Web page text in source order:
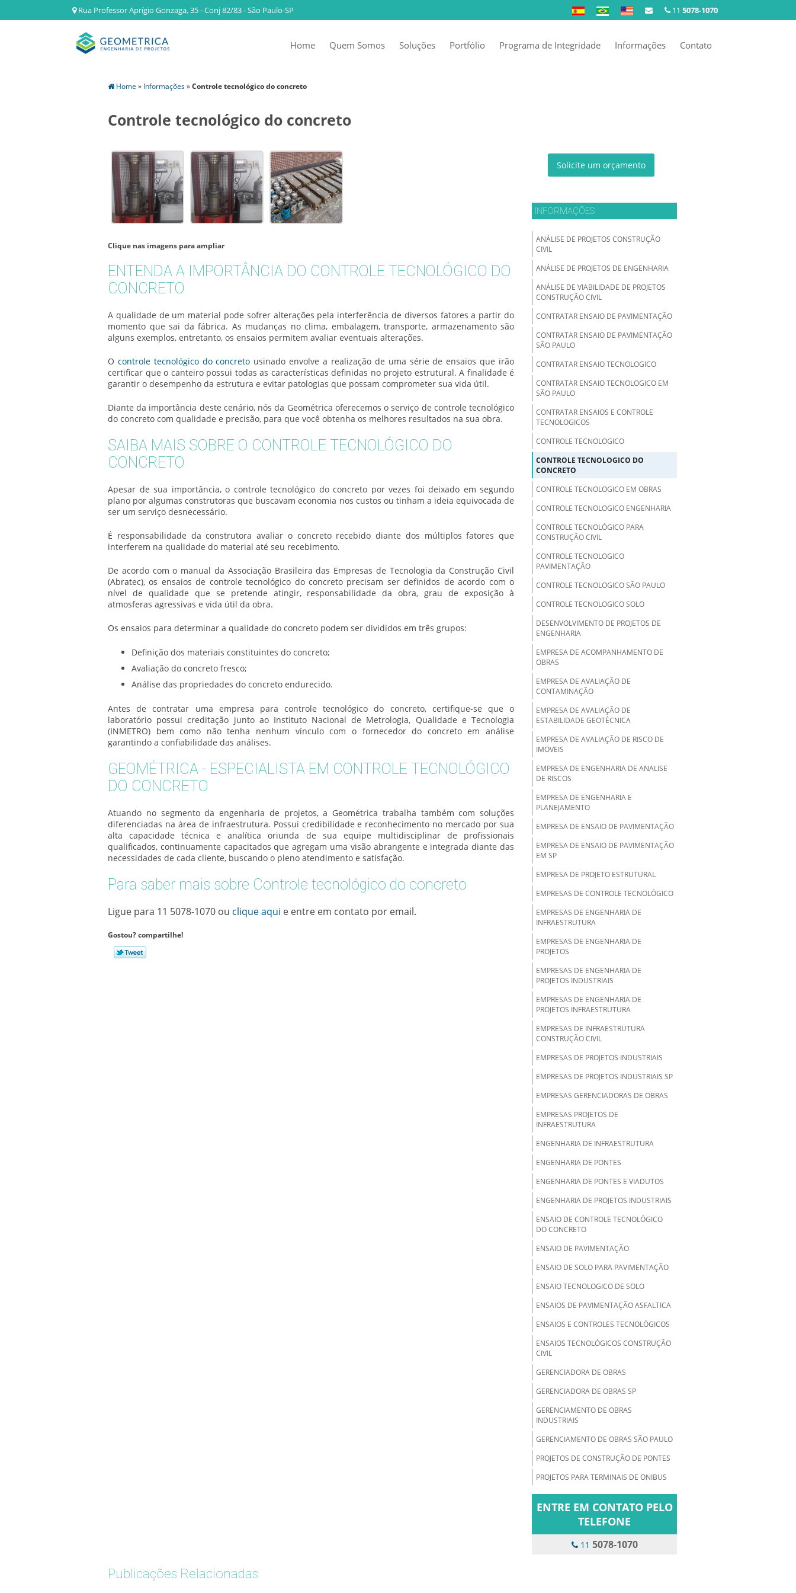
Rua Professor Aprígio Gonzaga, 35 - Conj 82/83 - São Paulo-SP 11 5078-1070
Home Quem Somos Soluções Portfólio Programa de Integridade Informações Contato
Home » Informações»Controle tecnológico do concreto
Controle tecnológico do concreto
Clique nas imagens para ampliar
ENTENDA A IMPORTÂNCIA DO CONTROLE TECNOLÓGICO DO
CONCRETO
A qualidade de um material pode sofrer alterações pela interferência de diversos fatores a partir do
momento que sai da fábrica. As mudanças no clima, embalagem, transporte, armazenamento são
alguns exemplos, entretanto, os ensaios permitem avaliar eventuais alterações.
O controle tecnológico do concreto usinado envolve a realização de uma série de ensaios que irão
certificar que o canteiro possui todas as características definidas no projeto estrutural. A finalidade é
garantir o desempenho da estrutura e evitar patologias que possam comprometer sua vida útil.
Diante da importância deste cenário, nós da Geométrica oferecemos o serviço de controle tecnológico
do concreto com qualidade e precisão, para que você obtenha os melhores resultados na sua obra.
SAIBA MAIS SOBRE O CONTROLE TECNOLÓGICO DO
CONCRETO
Apesar de sua importância, o controle tecnológico do concreto por vezes foi deixado em segundo
plano por algumas construtoras que buscavam economia nos custos ou tinham a ideia equivocada de
ser um serviço desnecessário.
É responsabilidade da construtora avaliar o concreto recebido diante dos múltiplos fatores que
interferem na qualidade do material até seu recebimento.
De acordo com o manual da Associação Brasileira das Empresas de Tecnologia da Construção Civil
(Abratec), os ensaios de controle tecnológico do concreto precisam ser definidos de acordo com o
nível de qualidade que se pretende atingir, responsabilidade da obra, grau de exposição à
atmosferas agressivas e vida útil da obra.
Os ensaios para determinar a qualidade do concreto podem ser divididos em três grupos:
Definição dos materiais constituintes do concreto;
Avaliação do concreto fresco;
Análise das propriedades do concreto endurecido.
Antes de contratar uma empresa para controle tecnológico do concreto, certifique-se que o
laboratório possui creditação junto ao Instituto Nacional de Metrologia, Qualidade e Tecnologia
(INMETRO) bem como não tenha nenhum vínculo com o fornecedor do concreto em análise
garantindo a confiabilidade das análises.
GEOMÉTRICA - ESPECIALISTA EM CONTROLE TECNOLÓGICO
DO CONCRETO
Atuando no segmento da engenharia de projetos, a Geométrica trabalha também com soluções
diferenciadas na área de infraestrutura. Possui credibilidade e reconhecimento no mercado por sua
alta capacidade técnica e analítica oriunda de sua equipe multidisciplinar de profissionais
qualificados, continuamente capacitados que agregam uma visão abrangente e integrada diante das
necessidades de cada cliente, buscando o pleno atendimento e satisfação.
Para saber mais sobre Controle tecnológico do concreto
Ligue para 11 5078-1070 ou clique aqui e entre em contato por email.
Gostou? compartilhe!
Solicite um orçamento
INFORMAÇÕES
ANÁLISE DE PROJETOS CONSTRUÇÃO
CIVIL
ANÁLISE DE PROJETOS DE ENGENHARIA
ANÁLISE DE VIABILIDADE DE PROJETOS
CONSTRUÇÃO CIVIL
CONTRATAR ENSAIO DE PAVIMENTAÇÃO
CONTRATAR ENSAIO DE PAVIMENTAÇÃO
SÃO PAULO
CONTRATAR ENSAIO TECNOLOGICO
CONTRATAR ENSAIO TECNOLOGICO EM
SÃO PAULO
CONTRATAR ENSAIOS E CONTROLE
TECNOLOGICOS
CONTROLE TECNOLOGICO
CONTROLE TECNOLOGICO DO
CONCRETO
CONTROLE TECNOLOGICO EM OBRAS
CONTROLE TECNOLOGICO ENGENHARIA
CONTROLE TECNOLÓGICO PARA
CONSTRUÇÃO CIVIL
CONTROLE TECNOLOGICO
PAVIMENTAÇÃO
CONTROLE TECNOLOGICO SÃO PAULO
CONTROLE TECNOLOGICO SOLO
DESENVOLVIMENTO DE PROJETOS DE
ENGENHARIA
EMPRESA DE ACOMPANHAMENTO DE
OBRAS
EMPRESA DE AVALIAÇÃO DE
CONTAMINAÇÃO
EMPRESA DE AVALIAÇÃO DE
ESTABILIDADE GEOTÉCNICA
EMPRESA DE AVALIAÇÃO DE RISCO DE
IMOVEIS
EMPRESA DE ENGENHARIA DE ANALISE
DE RISCOS
EMPRESA DE ENGENHARIA E
PLANEJAMENTO
EMPRESA DE ENSAIO DE PAVIMENTAÇÃO
EMPRESA DE ENSAIO DE PAVIMENTAÇÃO
EM SP
EMPRESA DE PROJETO ESTRUTURAL
EMPRESAS DE CONTROLE TECNOLÓGICO
EMPRESAS DE ENGENHARIA DE
INFRAESTRUTURA
EMPRESAS DE ENGENHARIA DE
PROJETOS
EMPRESAS DE ENGENHARIA DE
PROJETOS INDUSTRIAIS
EMPRESAS DE ENGENHARIA DE
PROJETOS INFRAESTRUTURA
EMPRESAS DE INFRAESTRUTURA
CONSTRUÇÃO CIVIL
EMPRESAS DE PROJETOS INDUSTRIAIS
EMPRESAS DE PROJETOS INDUSTRIAIS SP
EMPRESAS GERENCIADORAS DE OBRAS
EMPRESAS PROJETOS DE
INFRAESTRUTURA
ENGENHARIA DE INFRAESTRUTURA
ENGENHARIA DE PONTES
ENGENHARIA DE PONTES E VIADUTOS
ENGENHARIA DE PROJETOS INDUSTRIAIS
ENSAIO DE CONTROLE TECNOLÓGICO
DO CONCRETO
ENSAIO DE PAVIMENTAÇÃO
ENSAIO DE SOLO PARA PAVIMENTAÇÃO
ENSAIO TECNOLOGICO DE SOLO
ENSAIOS DE PAVIMENTAÇÃO ASFALTICA
ENSAIOS E CONTROLES TECNOLÓGICOS
ENSAIOS TECNOLÓGICOS CONSTRUÇÃO
CIVIL
GERENCIADORA DE OBRAS
GERENCIADORA DE OBRAS SP
GERENCIAMENTO DE OBRAS
INDUSTRIAIS
GERENCIAMENTO DE OBRAS SÃO PAULO
PROJETOS DE CONSTRUÇÃO DE PONTES
PROJETOS PARA TERMINAIS DE ONIBUS
ENTRE EM CONTATO PELO
TELEFONE
11 5078-1070
Publicações Relacionadas